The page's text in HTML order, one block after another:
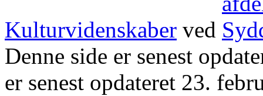
Kulturvidenskaber ved
Denne side er senest
er senest opdateret 23.